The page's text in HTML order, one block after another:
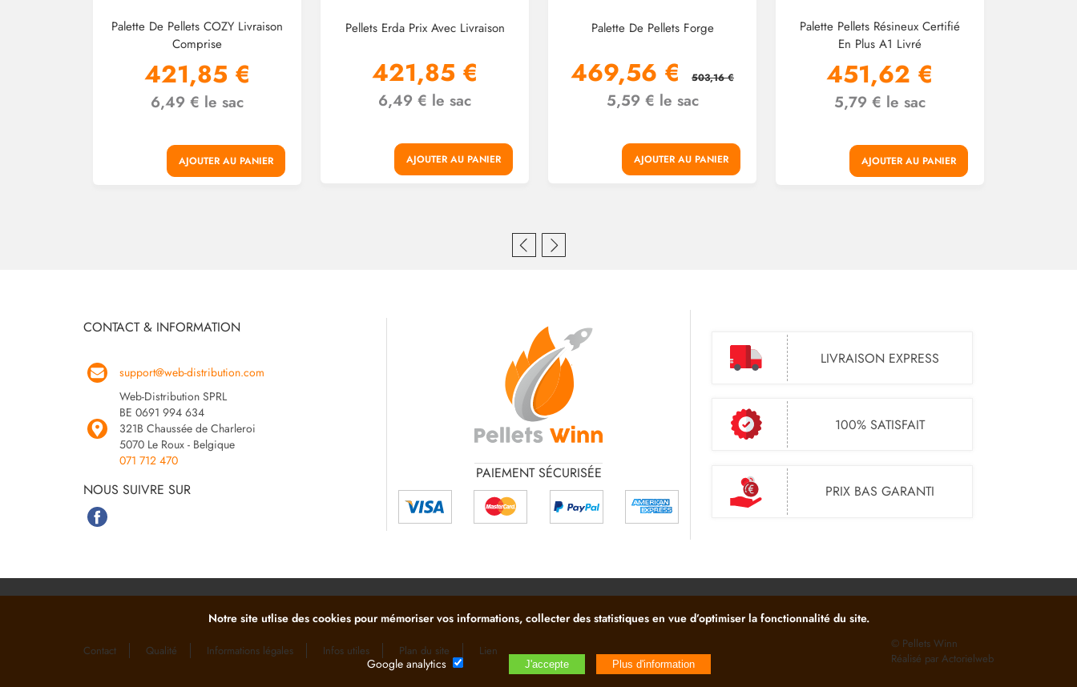
Palette De Pellets COZY Livraison
Comprise
421,85 €
6,49 € le sac
AJOUTER AU PANIER
Pellets Erda Prix Avec Livraison
421,85 €
6,49 € le sac
AJOUTER AU PANIER
Palette De Pellets Forge
469,56 € 503,16 €
5,59 € le sac
AJOUTER AU PANIER
Palette Pellets Résineux Certifié
En Plus A1 Livré
451,62 €
5,79 € le sac
AJOUTER AU PANIER
CONTACT & INFORMATION
support@web-distribution.com
Web-Distribution SPRL
BE 0691 994 634
321B Chaussée de Charleroi
5070 Le Roux - Belgique
071 712 470
NOUS SUIVRE SUR
PAIEMENT SÉCURISÉE
LIVRAISON EXPRESS
100% SATISFAIT
PRIX BAS GARANTI
Contact Qualité Informations légales Infos utiles Plan du site Lien
© Pellets Winn
Réalisé par Actorielweb
Notre site utlise des cookies pour mémoriser vos informations, collecter des statistiques en vue d’optimiser la fonctionnalité du site.
Google analytics